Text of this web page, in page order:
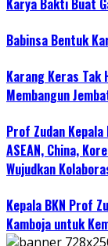
Karya Bakti Buat
Babinsa Bentuk
Karang Keras Tak
Membangun
Prof Zudan Kepala
ASEAN, China,
Wujudkan
Kepala BKN Prof
Kamboja untuk